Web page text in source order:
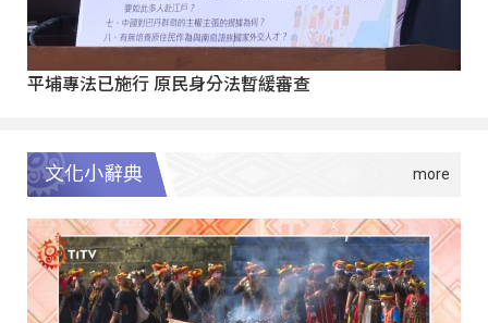
平埔專法已施行 原民身分法暫緩審查
文化小辭典